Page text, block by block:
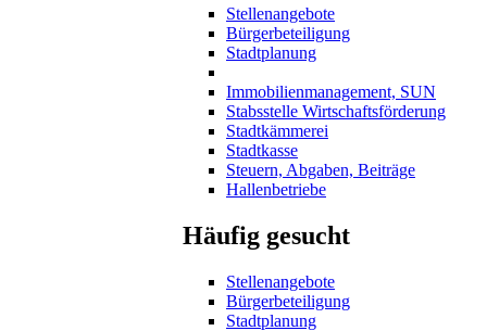
Stellenangebote
Bürgerbeteiligung
Stadtplanung
Immobilienmanagement, SUN
Stabsstelle Wirtschaftsförderung
Stadtkämmerei
Stadtkasse
Steuern, Abgaben, Beiträge
Hallenbetriebe
Häufig gesucht
Stellenangebote
Bürgerbeteiligung
Stadtplanung